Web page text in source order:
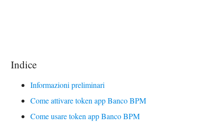
Indice
Informazioni preliminari
Come attivare token app Banco BPM
Come usare token app Banco BPM